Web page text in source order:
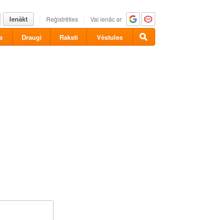
Ienākt Reģistrēties Vai ienāc ar
Draugi Raksti Vēstules